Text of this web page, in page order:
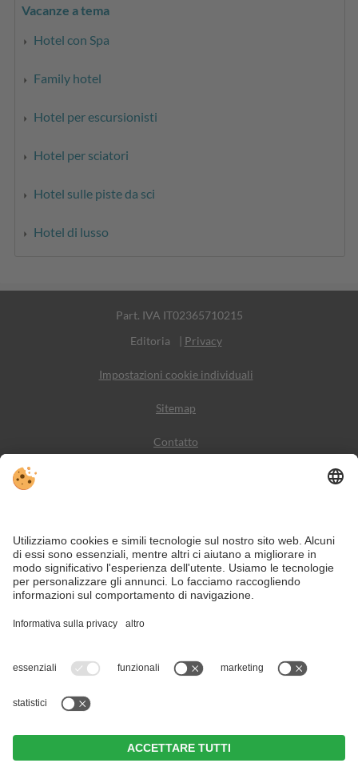
Vacanze a tema
Hotel con Spa
Family hotel
Hotel per escursionisti
Hotel per sciatori
Hotel sulle piste da sci
Hotel di lusso
Part. IVA IT02365710215
Editoria
| Privacy
Impostazioni cookie individuali
Sitemap
Contatto
VIVODolomiti è il portale di viaggio per una vacanza in
montagna indimenticabile – con alloggi e offerte nelle
Dolomiti, Patrimonio Naturale dell’Umanità UNESCO.
Nonostante il lavoro accurato e il costante aggiornamento dei contenuti, si
possono verificare errori. Non garantiamo la correttezza e la completezza di
tutte le informazioni.
Per motivi di sicurezza, si prega di verificare chiedendo direttamente sul posto